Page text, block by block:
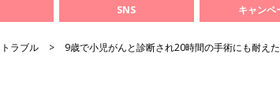
SNS キャンペ
ラブル
9歳で小児がんと診断され20時間の手術にも耐え